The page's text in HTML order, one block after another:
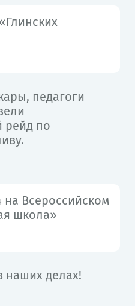
педагоги
рейд по
Всероссийском
школа»
наших делах!